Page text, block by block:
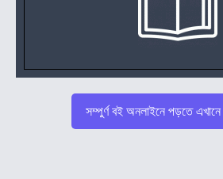
সম্পুর্ণ বই অনলাইনে পড়তে